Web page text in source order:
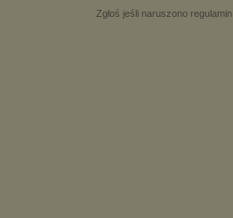
Zgłoś jeśli naruszono regulamin